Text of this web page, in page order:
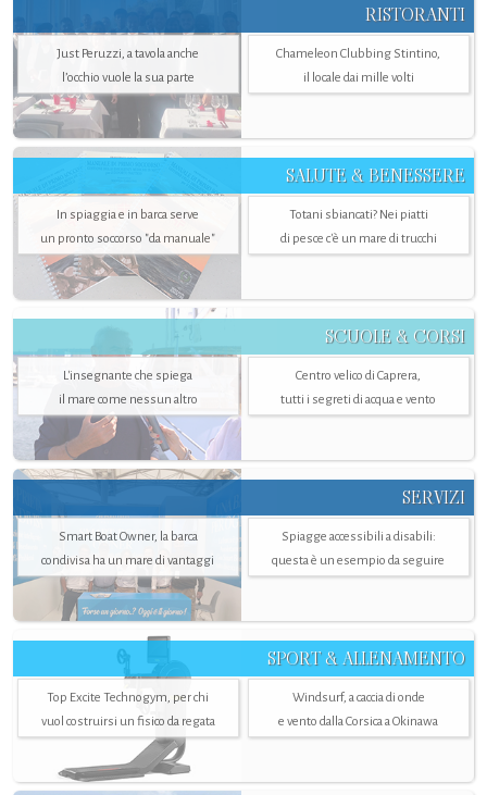
RISTORANTI
Just Peruzzi, a tavola anche
l’occhio vuole la sua parte
Chameleon Clubbing Stintino,
il locale dai mille volti
SALUTE & BENESSERE
In spiaggia e in barca serve
un pronto soccorso "da manuale"
Totani sbiancati? Nei piatti
di pesce c'è un mare di trucchi
SCUOLE & CORSI
L'insegnante che spiega
il mare come nessun altro
Centro velico di Caprera,
tutti i segreti di acqua e vento
SERVIZI
Smart Boat Owner, la barca
condivisa ha un mare di vantaggi
Spiagge accessibili a disabili:
questa è un esempio da seguire
SPORT & ALLENAMENTO
Top Excite Technogym, per chi
vuol costruirsi un fisico da regata
Windsurf, a caccia di onde
e vento dalla Corsica a Okinawa